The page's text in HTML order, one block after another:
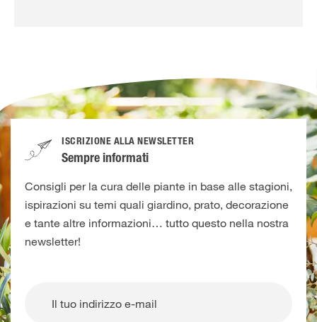
ISCRIZIONE ALLA NEWSLETTER
Sempre informati
Consigli per la cura delle piante in base alle stagioni,
ispirazioni su temi quali giardino, prato, decorazione
e tante altre informazioni… tutto questo nella nostra
newsletter!